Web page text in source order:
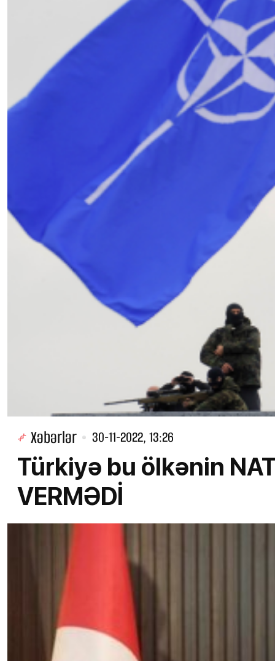
Xəbərlər 30-11-2022, 13:26
Türkiyə bu ölkənin
VERMƏDİ